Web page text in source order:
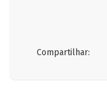
Compartilhar: